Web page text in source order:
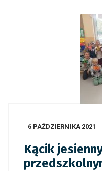
6 PAŹDZIERNIKA 2021
Kącik